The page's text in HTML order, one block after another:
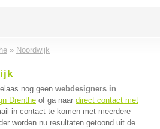
» Noordwijk
nog geen webdesigners in
Drenthe of ga naar direct contact met
in contact te komen met meerdere
worden nu resultaten getoond uit de